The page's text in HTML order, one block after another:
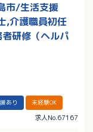
市/生活支援
,介護職員初任
研修（ヘルパ
あり 未経験OK
求人No.67167